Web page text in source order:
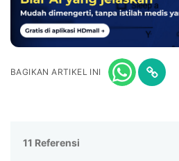
BAGIKAN ARTIKEL INI
11 Referensi